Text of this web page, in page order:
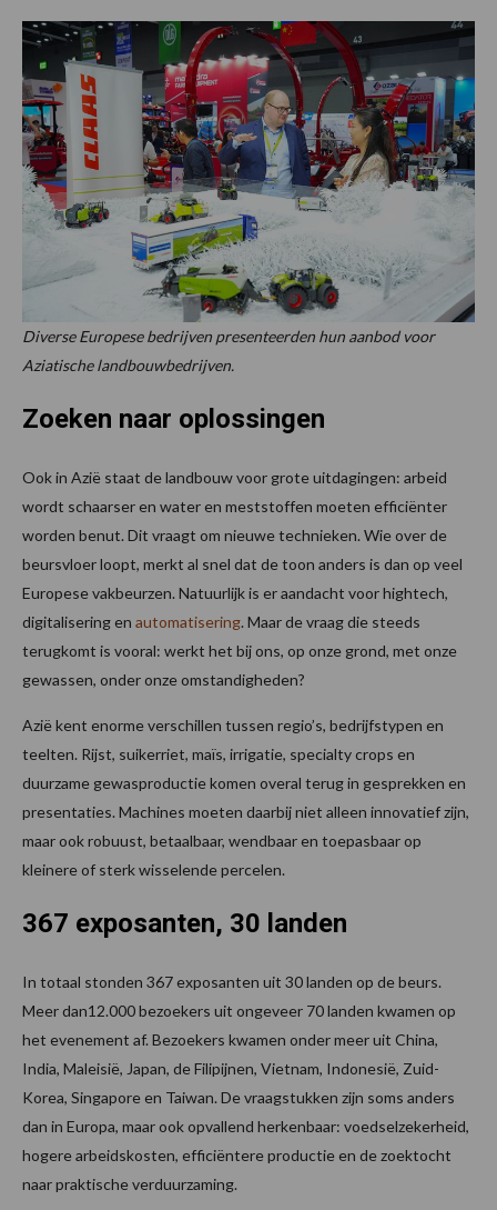
Diverse Europese bedrijven presenteerden hun aanbod voor
Aziatische landbouwbedrijven.
Zoeken naar oplossingen
Ook in Azië staat de landbouw voor grote uitdagingen: arbeid
wordt schaarser en water en meststoffen moeten efficiënter
worden benut. Dit vraagt om nieuwe technieken. Wie over de
beursvloer loopt, merkt al snel dat de toon anders is dan op veel
Europese vakbeurzen. Natuurlijk is er aandacht voor hightech,
digitalisering en automatisering. Maar de vraag die steeds
terugkomt is vooral: werkt het bij ons, op onze grond, met onze
gewassen, onder onze omstandigheden?
Azië kent enorme verschillen tussen regio’s, bedrijfstypen en
teelten. Rijst, suikerriet, maïs, irrigatie, specialty crops en
duurzame gewasproductie komen overal terug in gesprekken en
presentaties. Machines moeten daarbij niet alleen innovatief zijn,
maar ook robuust, betaalbaar, wendbaar en toepasbaar op
kleinere of sterk wisselende percelen.
367 exposanten, 30 landen
In totaal stonden 367 exposanten uit 30 landen op de beurs.
Meer dan12.000 bezoekers uit ongeveer 70 landen kwamen op
het evenement af. Bezoekers kwamen onder meer uit China,
India, Maleisië, Japan, de Filipijnen, Vietnam, Indonesië, Zuid-
Korea, Singapore en Taiwan. De vraagstukken zijn soms anders
dan in Europa, maar ook opvallend herkenbaar: voedselzekerheid,
hogere arbeidskosten, efficiëntere productie en de zoektocht
naar praktische verduurzaming.